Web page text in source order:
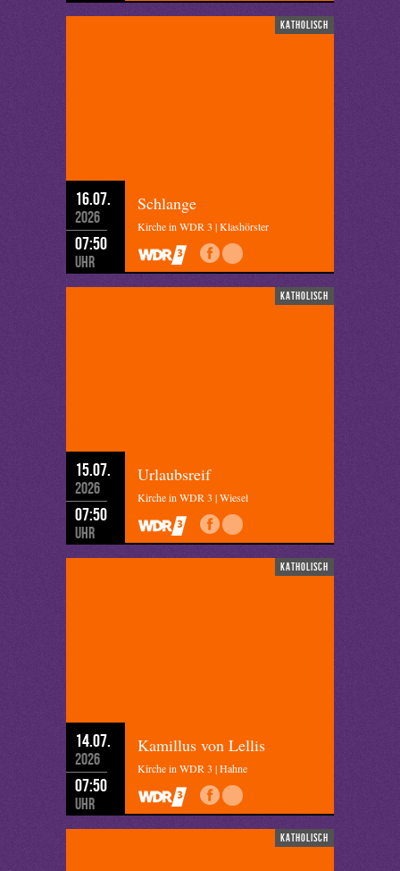
katholisch
16.07.
2026
07:50
Uhr
Schlange
Kirche in WDR 3 | Klashörster
katholisch
15.07.
2026
07:50
Uhr
Urlaubsreif
Kirche in WDR 3 | Wiesel
katholisch
14.07.
2026
07:50
Uhr
Kamillus von Lellis
Kirche in WDR 3 | Hahne
katholisch